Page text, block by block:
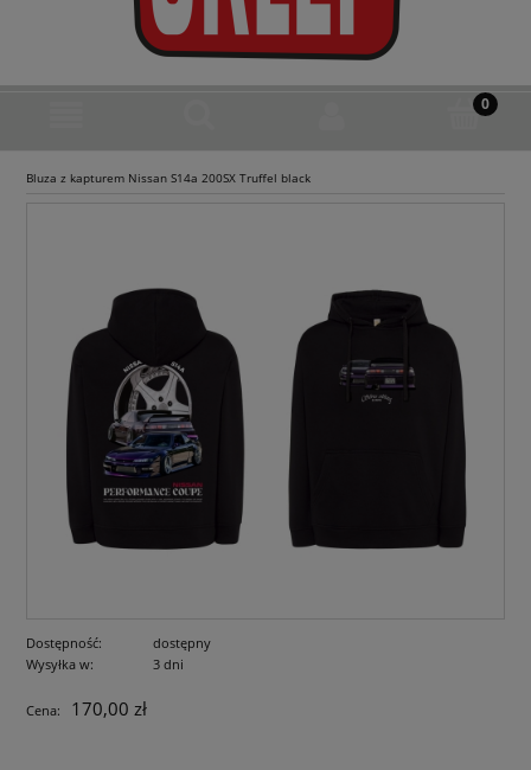
Bluza z kapturem Nissan S14a 200SX Truffel black
Dostępność:
dostępny
Wysyłka w:
3 dni
Cena: 170,00 zł